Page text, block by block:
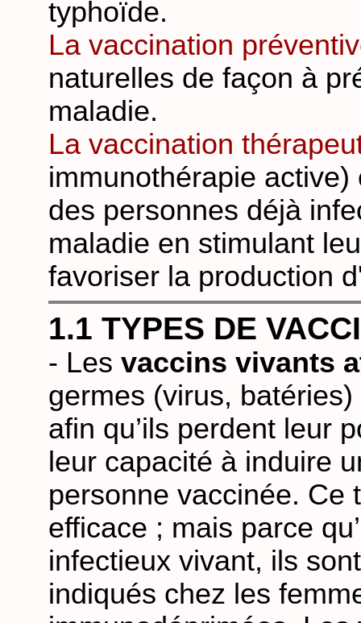
typhoïde.
La vaccination
naturelles de façon à
maladie.
La vaccination
immunothérapie
des personnes déjà
maladie en stimulant
favoriser la production
1.1 TYPES DE
- Les vaccins vivants
germes (virus,
afin qu’ils perdent leur
leur capacité à induire
personne vaccinée. Ce
efficace ; mais parce
infectieux vivant, ils
indiqués chez les